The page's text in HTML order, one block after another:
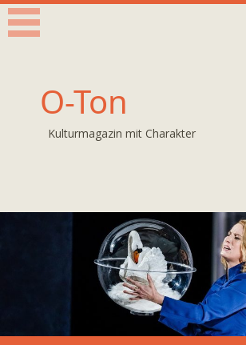
O-Ton
Kulturmagazin mit Charakter